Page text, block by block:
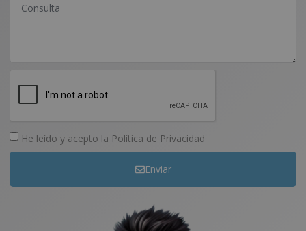
He leído y acepto la Política de Privacidad
Enviar